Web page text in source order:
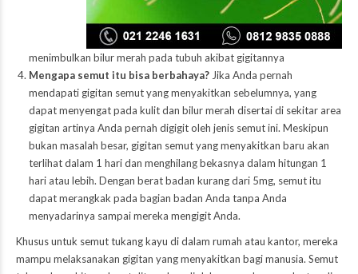
menimbulkan bilur merah pada tubuh akibat gigitannya
Mengapa semut itu bisa berbahaya? Jika Anda pernah
mendapati gigitan semut yang menyakitkan sebelumnya, yang
dapat menyengat pada kulit dan bilur merah disertai di sekitar area
gigitan artinya Anda pernah digigit oleh jenis semut ini. Meskipun
bukan masalah besar, gigitan semut yang menyakitkan baru akan
terlihat dalam 1 hari dan menghilang bekasnya dalam hitungan 1
hari atau lebih. Dengan berat badan kurang dari 5mg, semut itu
dapat merangkak pada bagian badan Anda tanpa Anda
menyadarinya sampai mereka mengigit Anda.
Khusus untuk semut tukang kayu di dalam rumah atau kantor, mereka
mampu melaksanakan gigitan yang menyakitkan bagi manusia. Semut